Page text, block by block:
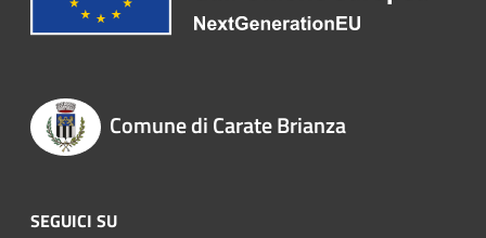
Comune di Carate Brianza
SEGUICI SU